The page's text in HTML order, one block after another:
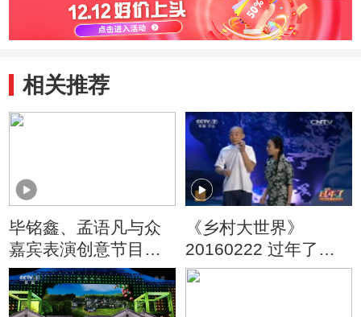
相关推荐
毕铭鑫、孟语凡与众
嘉宾表演创意节目
《乡村是个大舞台》
《乡村大世界》
20160222 过年了
——2016农民新春联